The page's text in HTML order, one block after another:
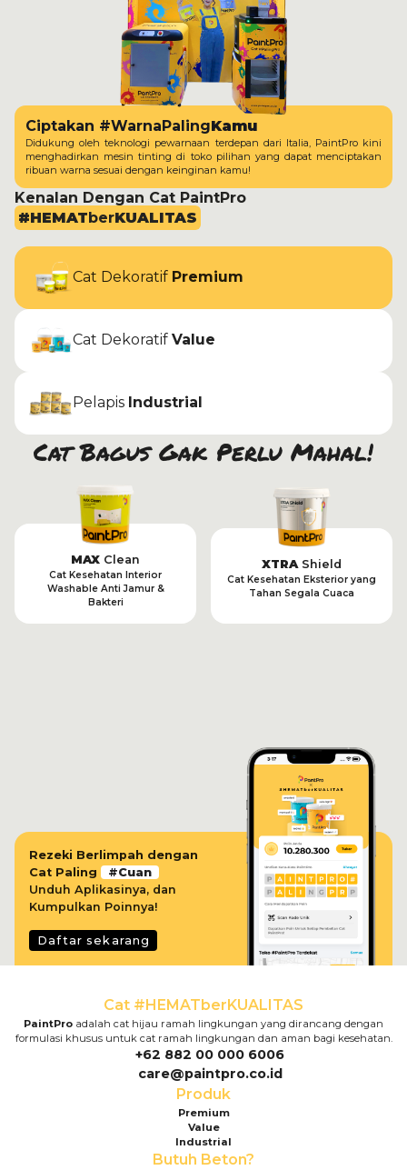
Ciptakan #WarnaPalingKamu
Didukung oleh teknologi pewarnaan terdepan dari Italia, PaintPro kini
menghadirkan mesin tinting di toko pilihan yang dapat menciptakan
ribuan warna sesuai dengan keinginan kamu!
Kenalan Dengan Cat PaintPro
#HEMATberKUALITAS
Cat Dekoratif Premium
Cat Dekoratif Value
Pelapis Industrial
Cat Bagus Gak Perlu Mahal!
MAX Clean
Cat Kesehatan Interior
Washable Anti Jamur &
Bakteri
XTRA Shield
Cat Kesehatan Eksterior yang
Tahan Segala Cuaca
Rezeki Berlimpah dengan
Cat Paling
#Cuan
Unduh Aplikasinya, dan
Kumpulkan Poinnya!
Daftar sekarang
Rezeki Berlimpah dengan
Cat Paling
#Cuan
Daftar sekarang
Cat #HEMATberKUALITAS
PaintPro adalah cat hijau ramah lingkungan yang dirancang dengan
formulasi khusus untuk cat ramah lingkungan dan aman bagi kesehatan.
+62 882 00 000 6006
care@paintpro.co.id
Produk
Premium
Value
Industrial
Butuh Beton?